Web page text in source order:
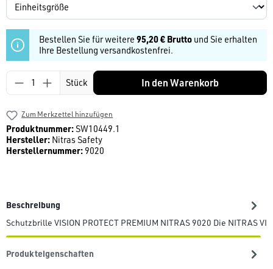
Bestellen Sie für weitere 95,20 € Brutto und Sie erhalten
Ihre Bestellung versandkostenfrei.
Produkt Anzahl: Gib den gewünschten Wert
Stück In den Warenkorb
Zum Merkzettel hinzufügen
Produktnummer:SW10449.1
Hersteller: Nitras Safety
Herstellernummer: 9020
Beschreibung
Schutzbrille VISION PROTECT PREMIUM NITRAS 9020 Die NITRAS
Produkteigenschaften